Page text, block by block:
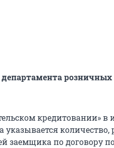
кредитовании»
указывается количество,
заемщика по договору